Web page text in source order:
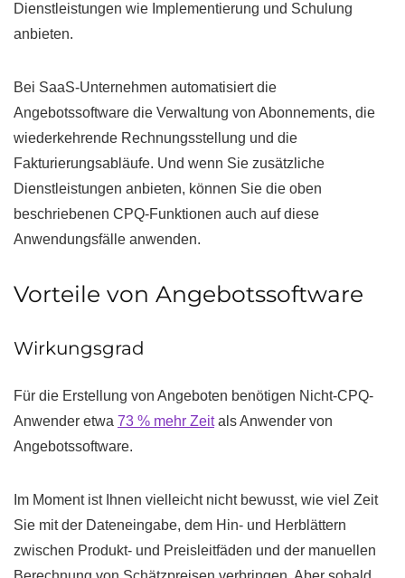
Dienstleistungen wie Implementierung und Schulung
anbieten.
Bei SaaS-Unternehmen automatisiert die
Angebotssoftware die Verwaltung von Abonnements, die
wiederkehrende Rechnungsstellung und die
Fakturierungsabläufe. Und wenn Sie zusätzliche
Dienstleistungen anbieten, können Sie die oben
beschriebenen CPQ-Funktionen auch auf diese
Anwendungsfälle anwenden.
Vorteile von Angebotssoftware
Wirkungsgrad
Für die Erstellung von Angeboten benötigen Nicht-CPQ-
Anwender etwa 73 % mehr Zeitals Anwender von
Angebotssoftware.
Im Moment ist Ihnen vielleicht nicht bewusst, wie viel Zeit
Sie mit der Dateneingabe, dem Hin- und Herblättern
zwischen Produkt- und Preisleitfäden und der manuellen